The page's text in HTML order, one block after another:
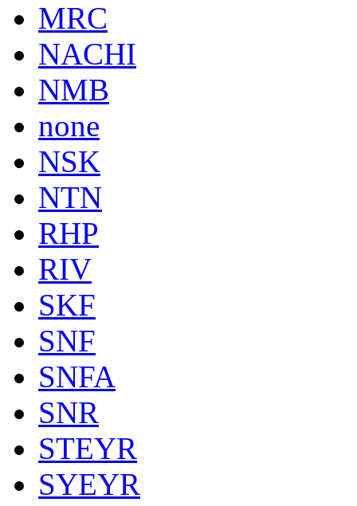
MRC
NACHI
NMB
none
NSK
NTN
RHP
RIV
SKF
SNF
SNFA
SNR
STEYR
SYEYR